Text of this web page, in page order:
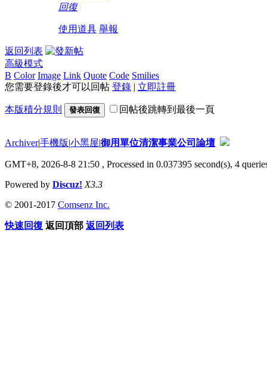
回復
使用道具 舉報
返回列表
高級模式
B Color Image Link Quote Code Smilies
您需要登錄後才可以回帖 登錄 | 立即註冊
本版積分規則 發表回復 回帖後跳轉到最後一頁
Archiver|手機版|小黑屋|御用單位清潔事業公司論壇
GMT+8, 2026-8-8 21:50 , Processed in 0.037395 second(s), 4
Powered by Discuz! X3.3
© 2001-2017 Comsenz Inc.
快速回復 返回頂部 返回列表